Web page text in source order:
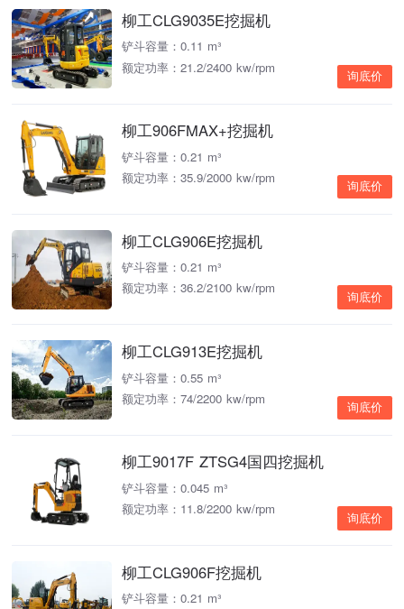
柳工CLG9035E挖掘机
铲斗容量：0.11 m³
额定功率：21.2/2400 kw/rpm
询底价
柳工906FMAX+挖掘机
铲斗容量：0.21 m³
额定功率：35.9/2000 kw/rpm
询底价
柳工CLG906E挖掘机
铲斗容量：0.21 m³
额定功率：36.2/2100 kw/rpm
询底价
柳工CLG913E挖掘机
铲斗容量：0.55 m³
额定功率：74/2200 kw/rpm
询底价
柳工9017F ZTSG4国四挖掘机
铲斗容量：0.045 m³
额定功率：11.8/2200 kw/rpm
询底价
柳工CLG906F挖掘机
铲斗容量：0.21 m³